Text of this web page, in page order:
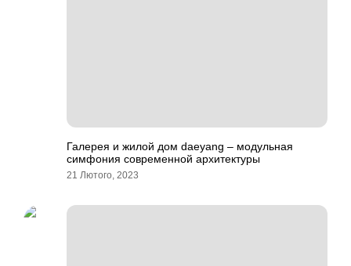
Галерея и жилой дом daeyang – модульная
симфония современной архитектуры
21 Лютого, 2023